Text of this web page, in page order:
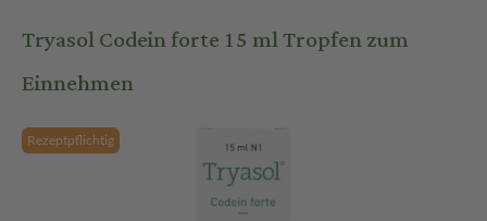
Tryasol Codein forte 15 ml Tropfen zum
Einnehmen
Rezeptpflichtig